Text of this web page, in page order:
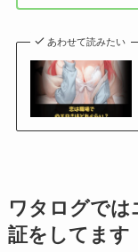
あわせて読みたい
ワタログで
証をしてます